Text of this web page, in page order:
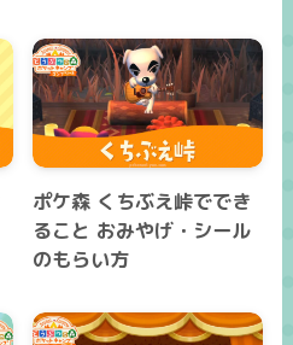
ポケ森 くちぶえ峠ででき
ること おみやげ・シール
のもらい方